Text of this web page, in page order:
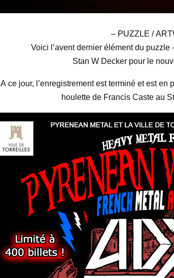
– PUZZLE /
Voici l’avent dernier élément du puzzle
Stan W Decker pour le
A ce jour, l’enregistrement est terminé et est
houlette de Francis Caste au